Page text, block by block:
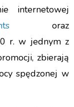
internetowej
oraz
r. w jednym z
zbierają
spędzonej w